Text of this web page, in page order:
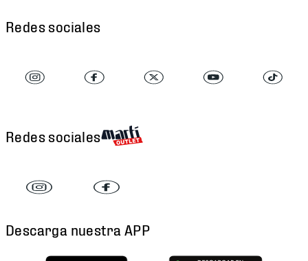
Redes sociales
Redes sociales
Descarga nuestra APP